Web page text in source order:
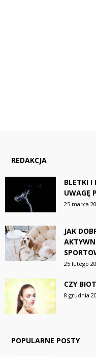
REDAKCJA
BLETKI I
UWAGĘ
25 marca
JAK
25 lutego
CZY
8 grudnia
POPULARNE POSTY